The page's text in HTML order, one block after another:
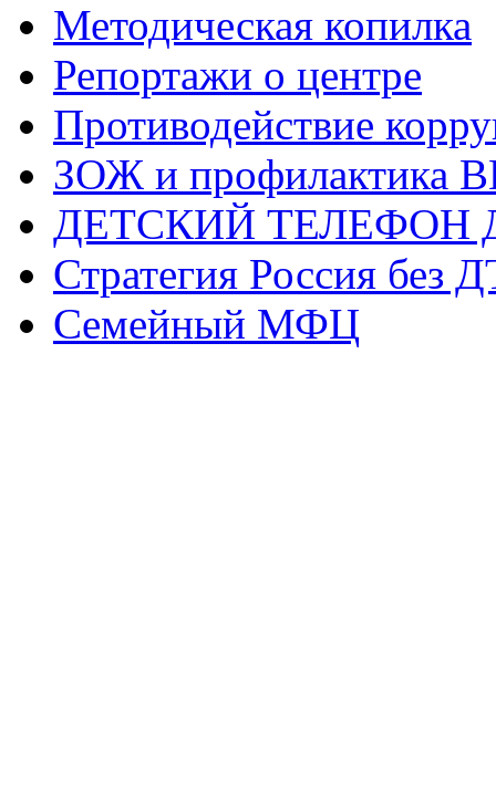
Методическая копилка
Репортажи о центре
Противодействие
ЗОЖ и профилактика
ДЕТСКИЙ ТЕЛЕФОН
Стратегия Россия без
Семейный МФЦ